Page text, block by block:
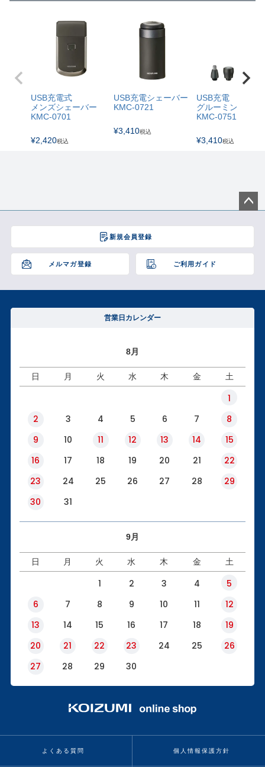
USB充電式
メンズシェーバー
KMC-0701
¥2,420税込
USB充電シェーバー
KMC-0721
¥3,410税込
USB充電
グルーミングキッ
KMC-0751
¥3,410税込
新規会員登録
メルマガ登録 ご利用ガイド
ジト
へ
営業日カレンダー
8月
日 月 火 水 木 金 土
1
2
3 4 5 6 7
8
9
10 11 12 13 14
15
16
17 18 19 20 21
22
23
24 25 26 27 28
29
30
31
9月
日 月 火 水 木 金 土
1 2 3 4
5
6
7 8 9 10 11
12
13
14 15 16 17 18
19
20
21 22 23 24 25
26
27
28 29 30
よくある質問 個人情報保護方針